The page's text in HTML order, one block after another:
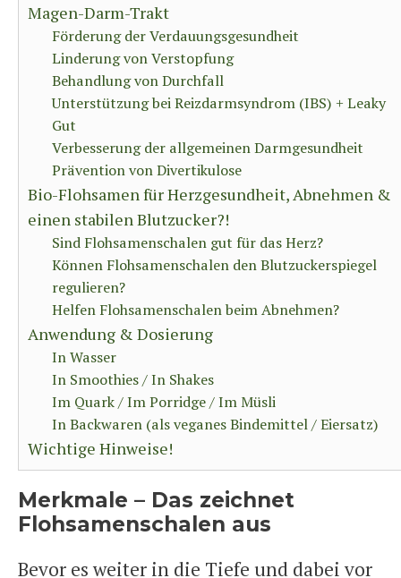
Magen-Darm-Trakt
Förderung der Verdauungsgesundheit
Linderung von Verstopfung
Behandlung von Durchfall
Unterstützung bei Reizdarmsyndrom (IBS) + Leaky
Gut
Verbesserung der allgemeinen Darmgesundheit
Prävention von Divertikulose
Bio-Flohsamen für Herzgesundheit, Abnehmen &
einen stabilen Blutzucker?!
Sind Flohsamenschalen gut für das Herz?
Können Flohsamenschalen den Blutzuckerspiegel
regulieren?
Helfen Flohsamenschalen beim Abnehmen?
Anwendung & Dosierung
In Wasser
In Smoothies / In Shakes
Im Quark / Im Porridge / Im Müsli
In Backwaren (als veganes Bindemittel / Eiersatz)
Wichtige Hinweise!
Merkmale – Das zeichnet
Flohsamenschalen aus
Bevor es weiter in die Tiefe und dabei vor